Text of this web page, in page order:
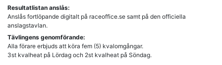
Resultatlistan anslås:
Anslås fortlöpande digitalt på raceoffice.se samt på den officiella
anslagstavlan.
Tävlingens genomförande:
Alla förare erbjuds att köra fem (5) kvalomgångar.
3st kvalheat på Lördag och 2st kvalheat på Söndag.